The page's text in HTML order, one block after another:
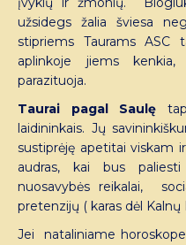
užsidegs žalia šviesa
stipriems Taurams ASC
aplinkoje jiems
parazituoja.
Taurai pagal Saulę
laidininkais. Jų
sustiprėję apetitai viskam
audras, kai bus
nuosavybės reikalai,
pretenzijų ( karas dėl Kalnų
Jei nataliniame